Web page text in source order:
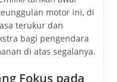
motor ini, di
terukur dan
bagi pengendara
di atas segalanya.
Fokus pada